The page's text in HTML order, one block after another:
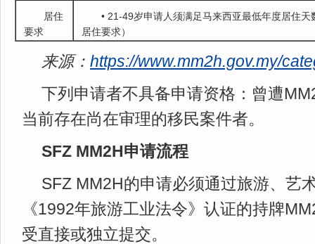
居住
要求
• 21-49岁申请人须满足马来西亚最低年度居住
居住要求）
来源： https://www.mm2h.gov.my/
下列申请者不具备申请资格：曾遭
当前存在尚在审理的移民案件者。
SFZ MM2H申请流程
SFZ MM2H的申请必须通过旅游、艺
《1992年旅游工业法令》认证的持牌
受直接或独立提交。